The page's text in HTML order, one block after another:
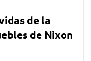
de la
de Nixon